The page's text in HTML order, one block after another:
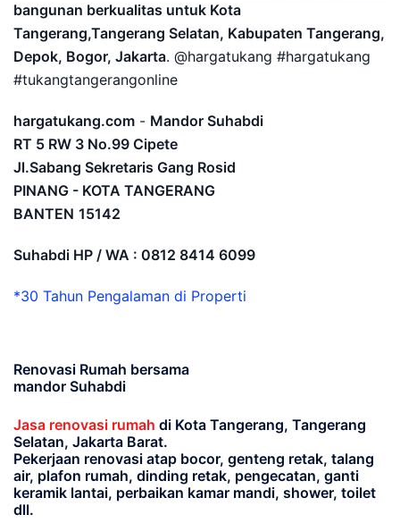
bangunan berkualitas untuk Kota
Tangerang,Tangerang Selatan, Kabupaten Tangerang,
Depok, Bogor, Jakarta. @hargatukang #hargatukang
#tukangtangerangonline
hargatukang.com - Mandor Suhabdi
RT 5 RW 3 No.99 Cipete
Jl.Sabang Sekretaris Gang Rosid
PINANG - KOTA TANGERANG
BANTEN 15142
Suhabdi HP / WA : 0812 8414 6099
*30 Tahun Pengalaman di Properti
Renovasi Rumah bersama
mandor Suhabdi
Jasa renovasi rumah di Kota Tangerang, Tangerang
Selatan, Jakarta Barat.
Pekerjaan renovasi atap bocor, genteng retak, talang
air, plafon rumah, dinding retak, pengecatan, ganti
keramik lantai, perbaikan kamar mandi, shower, toilet
dll.